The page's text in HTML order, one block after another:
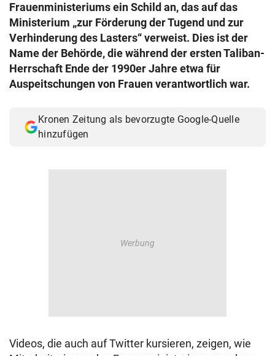
© Krone Multimedia GmbH & Co KG 2026
Muthgasse 2, 1190 Wien
Frauenministeriums ein Schild an, das auf das
Ministerium „zur Förderung der Tugend und zur
Verhinderung des Lasters“ verweist. Dies ist der
Name der Behörde, die während der ersten Taliban-
Herrschaft Ende der 1990er Jahre etwa für
Auspeitschungen von Frauen verantwortlich war.
Kronen Zeitung als bevorzugte Google-Quelle
hinzufügen
Videos, die auch auf Twitter kursieren, zeigen, wie